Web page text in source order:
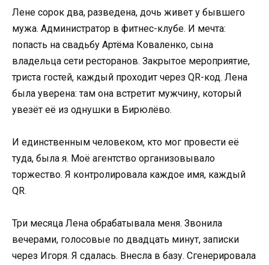
Лене сорок два, разведена, дочь живет у бывшего
мужа. Администратор в фитнес-клубе. И мечта:
попасть на свадьбу Артёма Коваленко, сына
владельца сети ресторанов. Закрытое мероприятие,
триста гостей, каждый проходит через QR-код. Лена
была уверена: там она встретит мужчину, который
увезёт её из однушки в Бирюлёво.
И единственным человеком, кто мог провести её
туда, была я. Моё агентство организовывало
торжество. Я контролировала каждое имя, каждый
QR.
Три месяца Лена обрабатывала меня. Звонила
вечерами, голосовые по двадцать минут, записки
через Игоря. Я сдалась. Внесла в базу. Сгенерировала